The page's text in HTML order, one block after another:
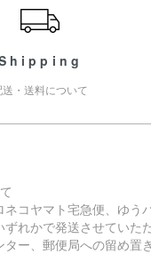
送・送料について
ネコヤマト宅急便、ゆう
ずれかで発送させていた
ター、郵便局への留め置